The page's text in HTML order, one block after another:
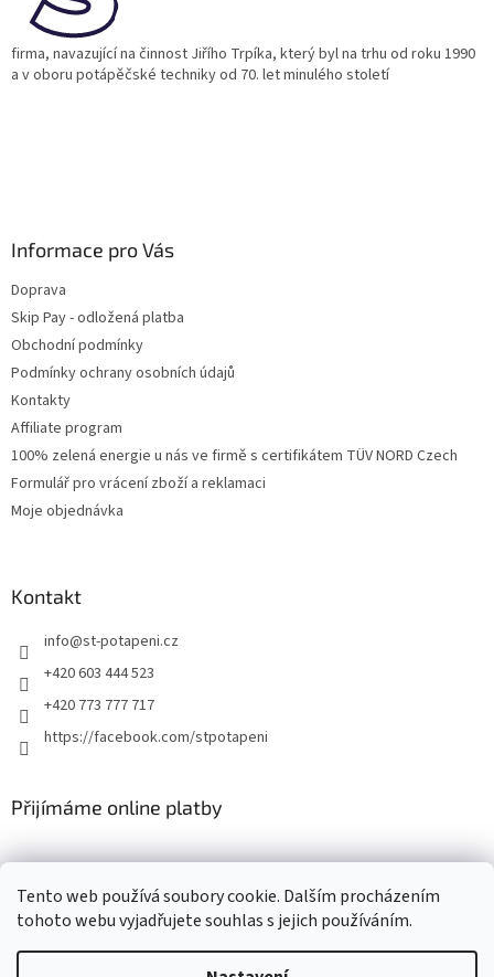
Tento web používá soubory cookie. Dalším procházením
tohoto webu vyjadřujete souhlas s jejich používáním.
firma, navazující na činnost Jiřího Trpíka, který byl na trhu od roku 1990
a v oboru potápěčské techniky od 70. let minulého století
Informace pro Vás
Doprava
Skip Pay - odložená platba
Obchodní podmínky
Podmínky ochrany osobních údajů
Kontakty
Affiliate program
100% zelená energie u nás ve firmě s certifikátem TÜV NORD Czech
Formulář pro vrácení zboží a reklamaci
Moje objednávka
Kontakt
info@st-potapeni.cz
+420 603 444 523
+420 773 777 717
https://facebook.com/stpotapeni
Přijímáme online platby